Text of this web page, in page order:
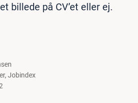
billede på CV’et eller ej.
, Jobindex